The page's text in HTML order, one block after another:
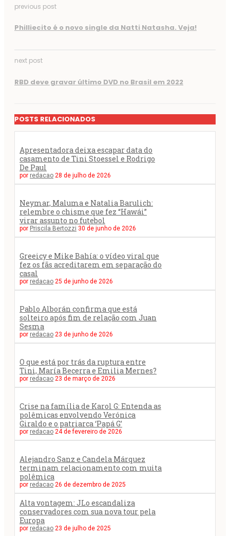
previous post
Philliecito é o novo single da Natti Natasha. Veja!
next post
RBD deve gravar último DVD no Brasil em 2022
POSTS RELACIONADOS
Apresentadora deixa escapar data do
casamento de Tini Stoessel e Rodrigo
De Paul
por redacao 28 de julho de 2026
Neymar, Maluma e Natalia Barulich:
relembre o chisme que fez “Hawái”
virar assunto no futebol
por Priscila Bertozzi 30 de junho de 2026
Greeicy e Mike Bahía: o vídeo viral que
fez os fãs acreditarem em separação do
casal
por redacao 25 de junho de 2026
Pablo Alborán confirma que está
solteiro após fim de relação com Juan
Sesma
por redacao 23 de junho de 2026
O que está por trás da ruptura entre
Tini, María Becerra e Emilia Mernes?
por redacao 23 de março de 2026
Crise na família de Karol G: Entenda as
polêmicas envolvendo Verónica
Giraldo e o patriarca ‘Papá G’
por redacao 24 de fevereiro de 2026
Alejandro Sanz e Candela Márquez
terminam relacionamento com muita
polêmica
por redacao 26 de dezembro de 2025
Alta vontagem: JLo escandaliza
conservadores com sua nova tour pela
Europa
por redacao 23 de julho de 2025